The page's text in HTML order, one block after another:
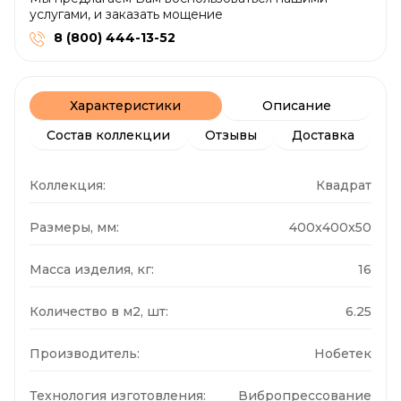
услугами, и заказать мощение
8 (800) 444-13-52
Характеристики
Описание
Состав коллекции
Отзывы Доставка
Коллекция: Квадрат
Размеры, мм: 400x400x50
Масса изделия, кг: 16
Количество в м2, шт: 6.25
Производитель: Нобетек
Технология изготовления: Вибропрессование